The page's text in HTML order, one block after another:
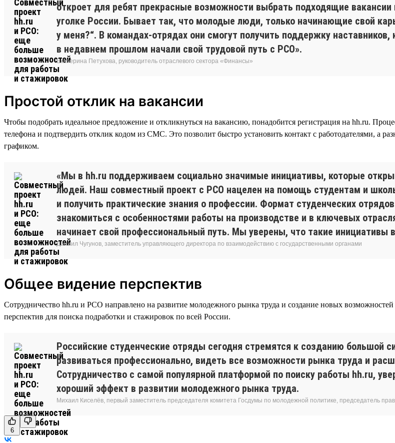
откроет для ребят прекрасные возможности выбрать подходящие
уголке России. Бывает так, что молодые люди, только начинающие свой
у меня?“. В командах-отрядах они смогут получить поддержку
в недавнем прошлом начали свой трудовой путь с РСО».
Екатерина Петухова, руководитель отраслевого сектора «Финансы»
Простой отклик на вакансии
Чтобы подобрать идеальное предложение и откликнуться на вакансию, понадобится регистрация на hh.ru.
телефона и подтвердить отклик кодом из СМС. Это позволит быстро установить контакт с работодателями, а
графиком.
«Мы в hh.ru поддерживаем социально значимые инициативы, которые
людей. Наш совместный проект с РСО нацелен на помощь студентам и
и получить практические знания о профессии. Формат студенческих
знакомиться с особенностями работы на производстве и в ключевых
начинает свой профессиональный путь. Мы уверены, что такие
Даниил Чугунов, заместитель управляющего директора по взаимодействию с государственными органами
Общее видение перспектив
Сотрудничество hh.ru и РСО направлено на развитие молодежного рынка труда и создание новых
перспектив для поиска подработки и стажировок по всей России.
Российские студенческие отряды сегодня стремятся к созданию большой
развиваться профессионально, видеть все возможности рынка труда и
Сотрудничество с самой популярной платформой по поиску работы hh.ru,
хороший эффект в развитии молодежного рынка труда.
Михаил Киселёв, первый заместитель председателя комитета Госдумы по молодежной политике, председатель
6